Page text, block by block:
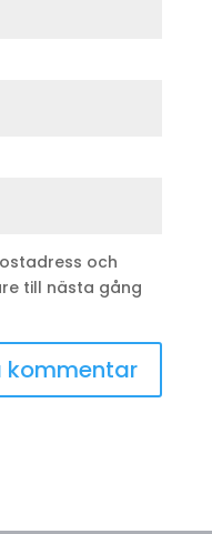
och
till nästa gång